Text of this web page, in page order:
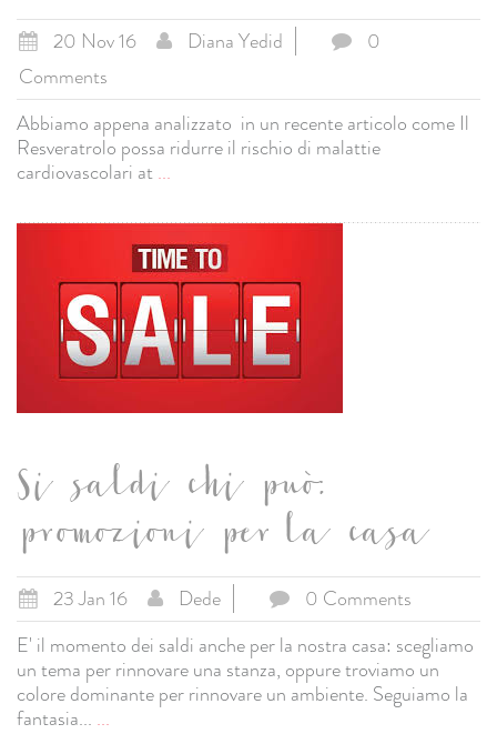
20 Nov 16 Diana Yedid
0
Comments
Abbiamo appena analizzato in un recente articolo come Il
Resveratrolo possa ridurre il rischio di malattie
cardiovascolari at...
Si saldi chi può:
promozioni per la casa
23 Jan 16 Dede
0 Comments
E' il momento dei saldi anche per la nostra casa: scegliamo
un tema per rinnovare una stanza, oppure troviamo un
colore dominante per rinnovare un ambiente. Seguiamo la
fantasia... ...